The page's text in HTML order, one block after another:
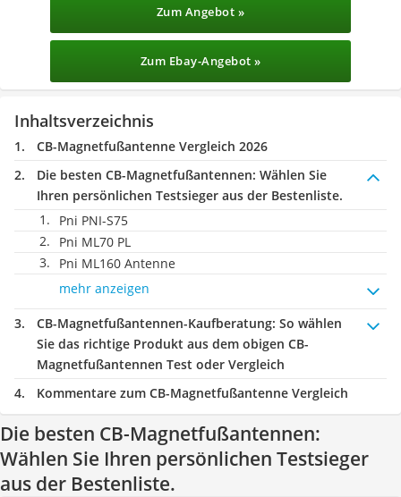
Zum Angebot »
Zum Ebay-Angebot »
Inhaltsverzeichnis
CB-Magnetfußantenne Vergleich 2026
Die besten CB-Magnetfußantennen: Wählen Sie
Ihren persönlichen Testsieger aus der Bestenliste.
Pni PNI-S75
Pni ML70 PL
Pni ML160 Antenne
mehr anzeigen
CB-Magnetfußantennen-Kaufberatung: So wählen
Sie das richtige Produkt aus dem obigen CB-
Magnetfußantennen Test oder Vergleich
Kommentare zum CB-Magnetfußantenne Vergleich
Die besten CB-Magnetfußantennen:
Wählen Sie Ihren persönlichen Testsieger
aus der Bestenliste.